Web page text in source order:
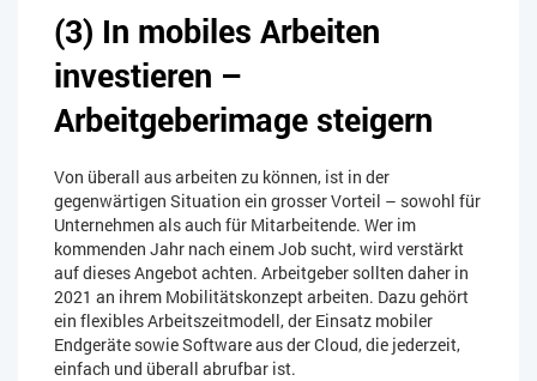
(3) In mobiles Arbeiten
investieren –
Arbeitgeberimage steigern
Von überall aus arbeiten zu können, ist in der
gegenwärtigen Situation ein grosser Vorteil – sowohl für
Unternehmen als auch für Mitarbeitende. Wer im
kommenden Jahr nach einem Job sucht, wird verstärkt
auf dieses Angebot achten. Arbeitgeber sollten daher in
2021 an ihrem Mobilitätskonzept arbeiten. Dazu gehört
ein flexibles Arbeitszeitmodell, der Einsatz mobiler
Endgeräte sowie Software aus der Cloud, die jederzeit,
einfach und überall abrufbar ist.